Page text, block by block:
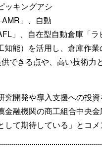
ッキングアシ
」、自動
」、自在型自動倉庫「
知能）を活用し、倉庫作
できる点や、高い技術力
究開発や導入支援への投
金融機関の商工組合中央
て期待している」とコメ